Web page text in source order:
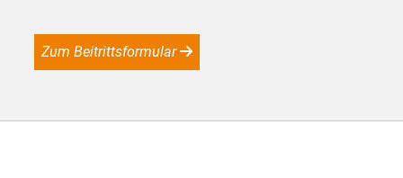
Zum Beitrittsformular